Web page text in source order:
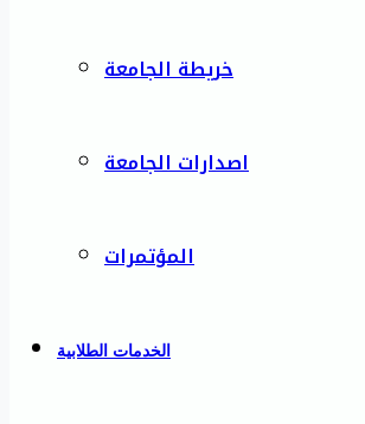
خريطة الجامعة
اصدارات الجامعة
المؤتمرات
الخدمات الطلابية